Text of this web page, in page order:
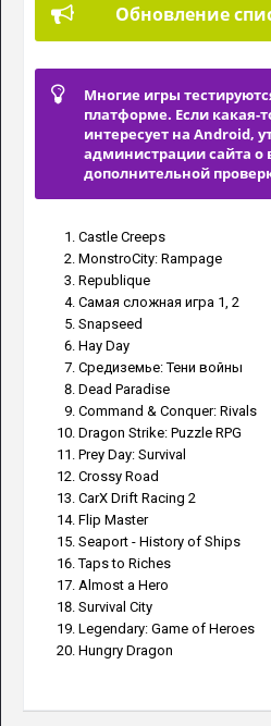
Обновление
Многие игры
платформе. Если какая-
интересует на Android,
администрации сайта о
дополнительной
Castle Creeps
MonstroCity: Rampage
Republique
Самая сложная игра 1, 2
Snapseed
Hay Day
Средиземье: Тени войны
Dead Paradise
Command & Conquer: Rivals
Dragon Strike: Puzzle RPG
Prey Day: Survival
Crossy Road
CarX Drift Racing 2
Flip Master
Seaport - History of Ships
Taps to Riches
Almost a Hero
Survival City
Legendary: Game of Heroes
Hungry Dragon